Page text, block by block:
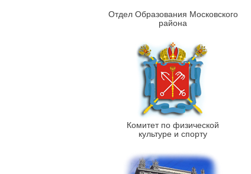
Отдел Образования Московского
района
Комитет по физической
культуре и спорту